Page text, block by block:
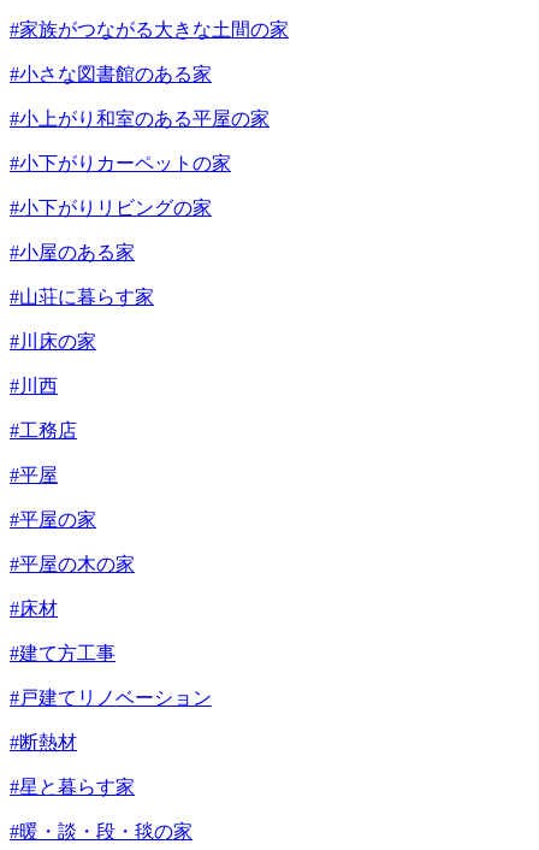
#家族がつながる大きな土間の家
#小さな図書館のある家
#小上がり和室のある平屋の家
#小下がりカーペットの家
#小下がりリビングの家
#小屋のある家
#山荘に暮らす家
#川床の家
#川西
#工務店
#平屋
#平屋の家
#平屋の木の家
#床材
#建て方工事
#戸建てリノベーション
#断熱材
#星と暮らす家
#暖・談・段・毯の家